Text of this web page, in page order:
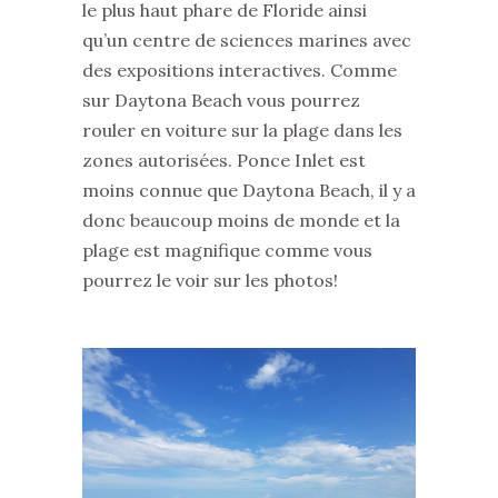
le plus haut phare de Floride ainsi
qu’un centre de sciences marines avec
des expositions interactives. Comme
sur Daytona Beach vous pourrez
rouler en voiture sur la plage dans les
zones autorisées. Ponce Inlet est
moins connue que Daytona Beach, il y a
donc beaucoup moins de monde et la
plage est magnifique comme vous
pourrez le voir sur les photos!